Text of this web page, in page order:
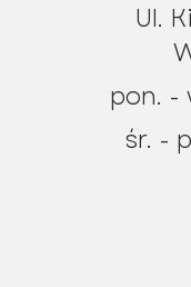
Ul.
pon. -
śr. -